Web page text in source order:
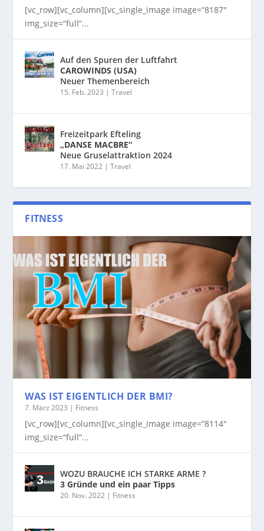
[vc_row][vc_column][vc_single_image image=“8187″
img_size=“full“...
Auf den Spuren der Luftfahrt
CAROWINDS (USA)
Neuer Themenbereich
15. Feb. 2023 |Travel
Freizeitpark Efteling
„DANSE MACBRE“
Neue Gruselattraktion 2024
17. Mai 2022 |Travel
FITNESS
WAS IST EIGENTLICH DER BMI?
7. März 2023 | Fitness
[vc_row][vc_column][vc_single_image image=“8114″
img_size=“full“...
WOZU BRAUCHE ICH STARKE ARME ?
3 Gründe und ein paar Tipps
20. Nov. 2022 | Fitness